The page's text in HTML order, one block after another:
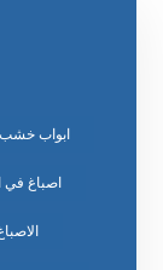
ابواب خشب
اصباغ في